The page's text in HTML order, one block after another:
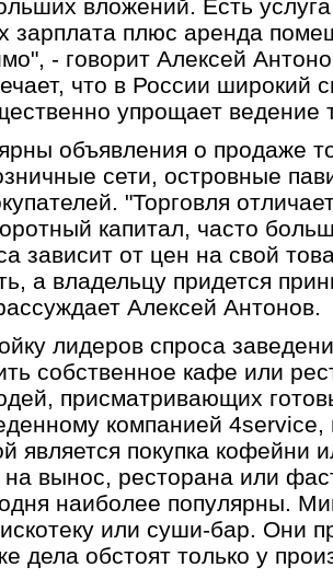
вложений. Есть
зарплата плюс аренда
- говорит Алексей
что в России широкий
упрощает ведение
объявления о продаже
сети, островные
"Торговля
капитал, часто
зависит от цен на свой
а владельцу придется
Алексей Антонов.
лидеров спроса
собственное кафе или
присматривающих
компанией 4service,
является покупка кофейни
на вынос, ресторана или
наиболее популярны.
или суши-бар. Они
дела обстоят только у